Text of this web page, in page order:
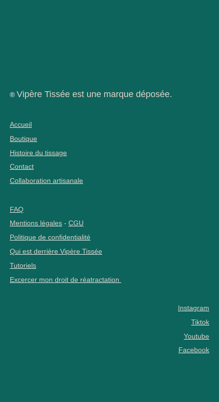
® Vipère Tissée est une marque déposée.
Accueil
Boutique
Histoire du tissage
Contact
Collaboration artisanale
FAQ
Mentions légales - CGU
Politique de confidentialité
Qui est derrière Vipère Tissée
Tutoriels
Excercer mon droit de réatractation
Instagram
Tiktok
Youtube
Facebook